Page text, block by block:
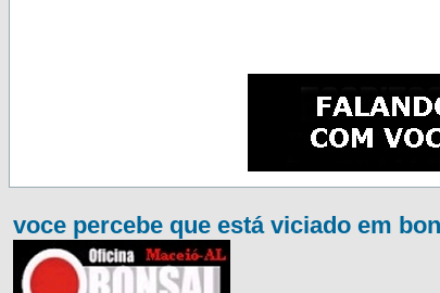
voce percebe que está viciado em